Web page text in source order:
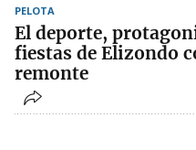
PELOTA
El deporte,
fiestas de Elizondo
remonte